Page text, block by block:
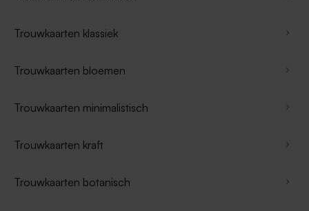
Trouwkaarten klassiek
Trouwkaarten bloemen
Trouwkaarten minimalistisch
Trouwkaarten kraft
Trouwkaarten botanisch